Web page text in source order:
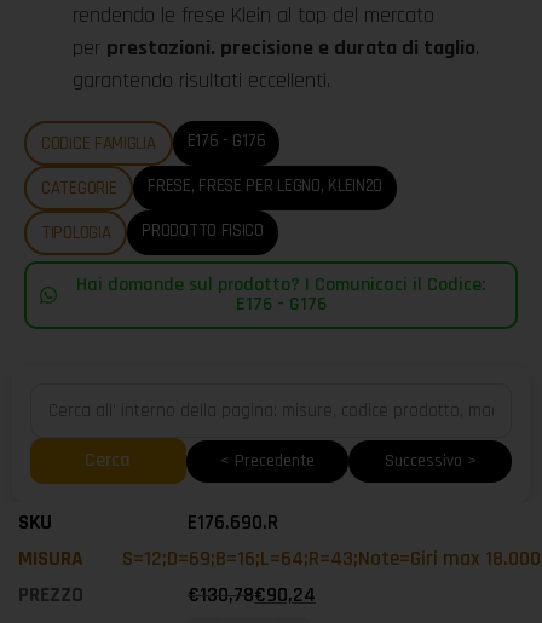
rendendo le frese Klein al top del mercato
per prestazioni. precisione e durata di taglio.
garantendo risultati eccellenti.
CODICE FAMIGLIA E176 - G176
CATEGORIE FRESE, FRESE PER LEGNO, KLEIN20
TIPOLOGIA PRODOTTO FISICO
Hai domande sul prodotto? | Comunicaci il Codice:
E176 - G176
Cerca < Precedente Successivo >
E176.690.R
S=12;D=69;B=16;L=64;R=43;Note=Giri max 18.000
€130,78€90,24